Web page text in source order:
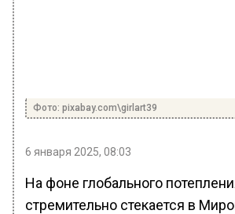
Фото: pixabay.com\girlart39
6 января 2025, 08:03
На фоне глобального
стремительно стекается в